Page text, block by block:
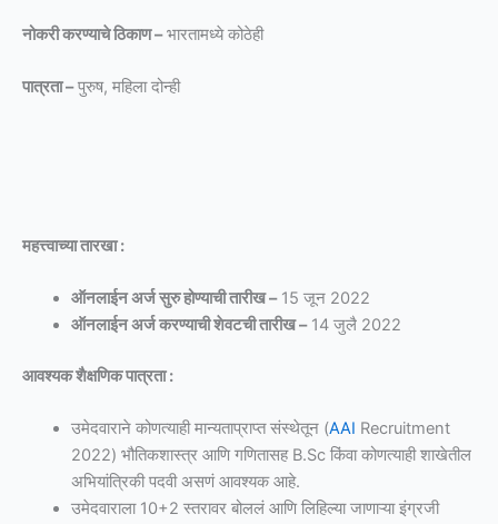
नोकरी करण्याचे ठिकाण –भारतामध्ये कोठेही
पात्रता –पुरुष, महिला दोन्ही
महत्त्वाच्या तारखा :
ऑनलाईन अर्ज सुरु होण्याची तारीख –15 जून 2022
ऑनलाईन अर्ज करण्याची शेवटची तारीख –14 जुलै 2022
आवश्यक शैक्षणिक पात्रता :
उमेदवाराने कोणत्याही मान्यताप्राप्त संस्थेतून (AAI Recruitment
2022) भौतिकशास्त्र आणि गणितासह B.Sc किंवा कोणत्याही शाखेतील
अभियांत्रिकी पदवी असणं आवश्यक आहे.
उमेदवाराला 10+2 स्तरावर बोललं आणि लिहिल्या जाणाऱ्या इंग्रजी